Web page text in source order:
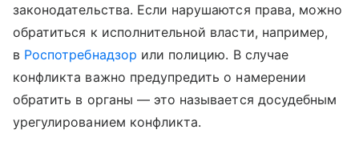
законодательства. Если нарушаются права, можно
обратиться к исполнительной власти, например,
в Роспотребнадзор или полицию. В случае
конфликта важно предупредить о намерении
обратить в органы — это называется досудебным
урегулированием конфликта.